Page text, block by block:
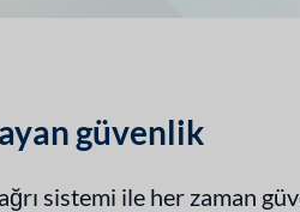
güvenlik
sistemi ile her zaman